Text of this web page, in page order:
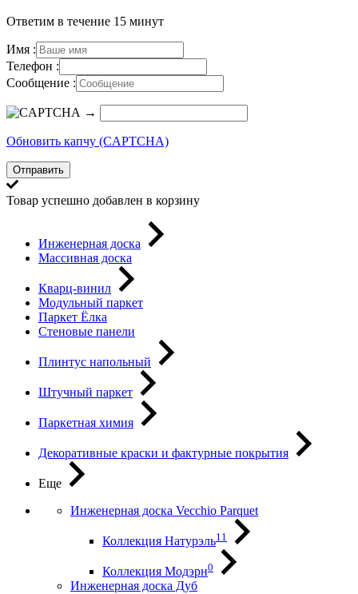
Ответим в течение 15 минут
Имя :
Телефон :
Сообщение :
→
Обновить капчу (CAPTCHA)
Отправить
Товар успешно добавлен в корзину
Инженерная доска
Массивная доска
Кварц-винил
Модульный паркет
Паркет Ёлка
Стеновые панели
Плинтус напольный
Штучный паркет
Паркетная химия
Декоративные краски и фактурные покрытия
Еще
Инженерная доска Vecchio Parquet
Коллекция Натурэль11
Коллекция Модэрн0
Инженерная доска Дуб